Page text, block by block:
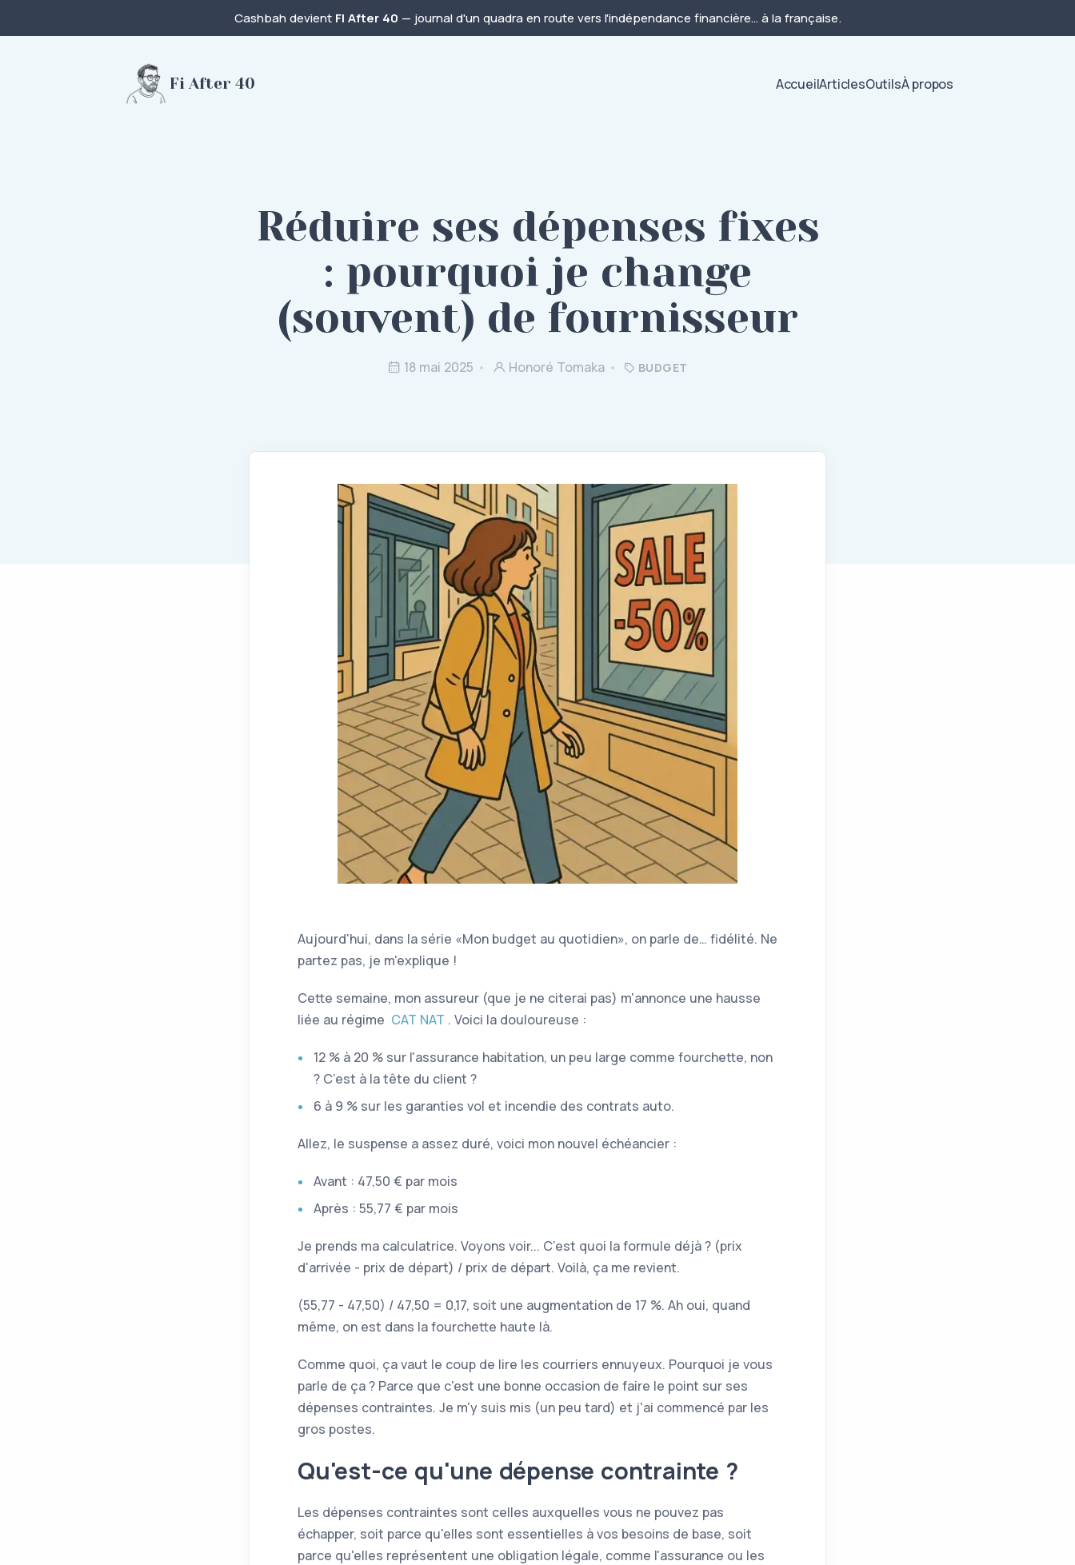
Cashbah devient FI After 40 — journal d'un quadra en route vers l'indépendance financière… à la française.
Fi After 40 AccueilArticlesOutilsÀ propos
Réduire ses dépenses fixes
: pourquoi je change
(souvent) de fournisseur
18 mai 2025 Honoré Tomaka BUDGET
Aujourd'hui, dans la série Mon budget au quotidien , on parle de… fidélité. Ne
partez pas, je m'explique !
Cette semaine, mon assureur (que je ne citerai pas) m'annonce une hausse
liée au régime CAT NAT . Voici la douloureuse :
12 % à 20 % sur l'assurance habitation, un peu large comme fourchette, non
? C’est à la tête du client ?
6 à 9 % sur les garanties vol et incendie des contrats auto.
Allez, le suspense a assez duré, voici mon nouvel échéancier :
Avant : 47,50 € par mois
Après : 55,77 € par mois
Je prends ma calculatrice. Voyons voir... C’est quoi la formule déjà ? (prix
d'arrivée - prix de départ) / prix de départ. Voilà, ça me revient.
(55,77 - 47,50) / 47,50 = 0,17, soit une augmentation de 17 %. Ah oui, quand
même, on est dans la fourchette haute là.
Comme quoi, ça vaut le coup de lire les courriers ennuyeux. Pourquoi je vous
parle de ça ? Parce que c'est une bonne occasion de faire le point sur ses
dépenses contraintes. Je m'y suis mis (un peu tard) et j'ai commencé par les
gros postes.
Qu'est-ce qu'une dépense contrainte ?
Les dépenses contraintes sont celles auxquelles vous ne pouvez pas
échapper, soit parce qu'elles sont essentielles à vos besoins de base, soit
parce qu'elles représentent une obligation légale, comme l'assurance ou les